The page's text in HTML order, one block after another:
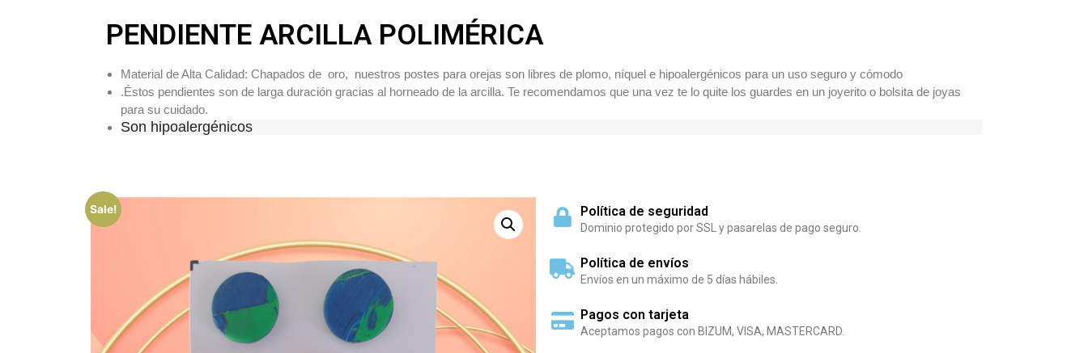
PENDIENTE ARCILLA POLIMÉRICA
Material de Alta Calidad: Chapados de oro, nuestros postes para orejas son libres de plomo, níquel e hipoalergénicos para un uso seguro y cómodo
.Éstos pendientes son de larga duración gracias al horneado de la arcilla. Te recomendamos que una vez te lo quite los guardes en un joyerito o bolsita de joyas
para su cuidado.
Son hipoalergénicos
Sale! Política de seguridad
Dominio protegido por SSL y pasarelas de pago seguro.
Política de envíos
Envíos en un máximo de 5 días hábiles.
Pagos con tarjeta
Aceptamos pagos con BIZUM, VISA, MASTERCARD.